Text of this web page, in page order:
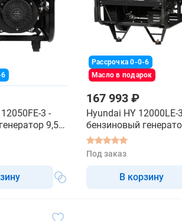
3 -
9,5
Рассрочка 0-0-6
Масло в подарок
167 993 ₽
Hyundai HY 12000LE-
бензиновый
квт
Под заказ
В корзину